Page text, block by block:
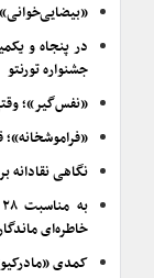
در پنجاه و
جشنواره تورنتو
«نفس‌گیر»؛
نگاهی نقادانه
خاطره‌ای
کمدی